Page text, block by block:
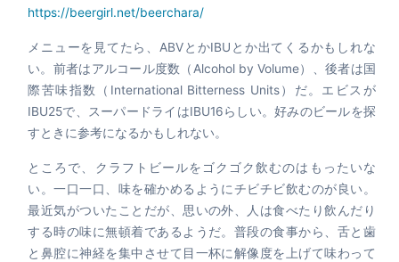
https://beergirl.net/beerchara/
メニューを見てたら、ABVとかIBUとか出てくるかもしれな
い。前者はアルコール度数（Alcohol by Volume）、後者は国
際苦味指数（International Bitterness Units）だ。エビスが
IBU25で、スーパードライはIBU16らしい。好みのビールを探
すときに参考になるかもしれない。
ところで、クラフトビールをゴクゴク飲むのはもったいな
い。一口一口、味を確かめるようにチビチビ飲むのが良い。
最近気がついたことだが、思いの外、人は食べたり飲んだり
する時の味に無頓着であるようだ。普段の食事から、舌と歯
と鼻腔に神経を集中させて目一杯に解像度を上げて味わって